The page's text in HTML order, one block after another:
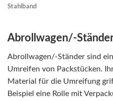
Stahlband
Abrollwagen/-
Abrollwagen/-Ständer sind
Umreifen von Packstücken.
Material für die Umreifung
Beispiel eine Rolle mit